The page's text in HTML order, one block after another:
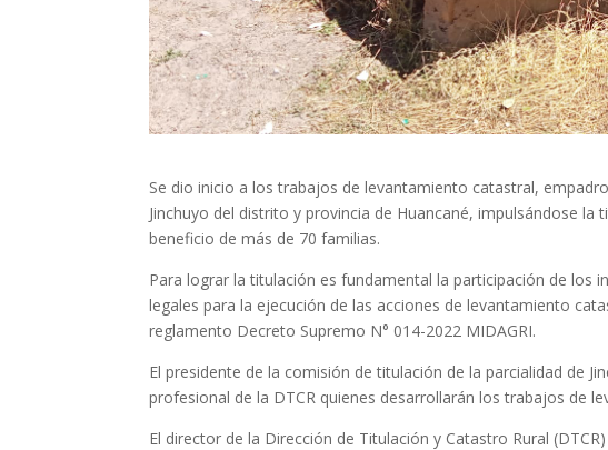
Se dio inicio a los trabajos de levantamiento catastral,
Jinchuyo del distrito y provincia de Huancané, impulsándose
beneficio de más de 70 familias.
Para lograr la titulación es fundamental la participación de los
legales para la ejecución de las acciones de levantamiento
reglamento Decreto Supremo N° 014-2022 MIDAGRI.
El presidente de la comisión de titulación de la parcialidad de
profesional de la DTCR quienes desarrollarán los trabajos de
El director de la Dirección de Titulación y Catastro Rural